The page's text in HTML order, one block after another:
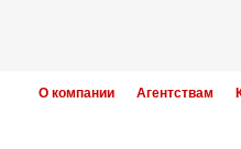
О компании Агентствам